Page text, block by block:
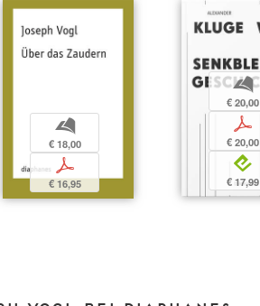
b
€ 18,00
p
€ 16,95
b
€ 20,00
p
€ 20,00
e
€ 17,99